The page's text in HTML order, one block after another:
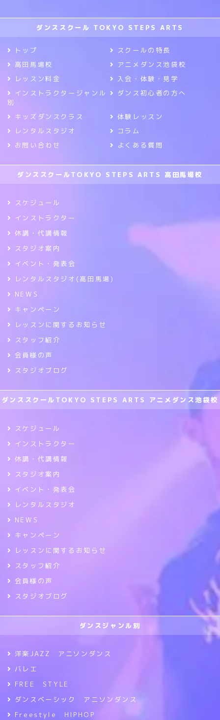
ダンススクール TOKYO STEPS ARTS
トップ
スクールの特長
高田馬場校
アニメダンス池袋校
レッスン料金
入会・体験・見学
インストラクタージャンル
別
ダンス初心者の方へ
キッズダンスクラス
体験レッスン
レンタルスタジオ
コラム
お問い合わせ
よくある質問
ダンススクールTOKYO STEPS ARTS 高田馬場校
スケジュール
インストラクター
休講・代講情報
スタジオ案内
イベント・発表会
レンタルスタジオ(高田馬場)
NEWS
キャンペーン
レッスンに関するお知らせ
スタッフ紹介
会員様の声
スタジオブログ
ダンススクールTOKYO STEPS ARTS アニメダンス池袋校
スケジュール
インストラクター
休講・代講情報
スタジオ案内
イベント・発表会
レンタルスタジオ
NEWS
キャンペーン
レッスンに関するお知らせ
スタッフ紹介
会員様の声
スタジオブログ
ダンスジャンル別
洋楽JAZZ アニソンダンス
バレエ
FREE STYLE
ダンスベーシック アニソンダンス
Freestyle HIPHOP